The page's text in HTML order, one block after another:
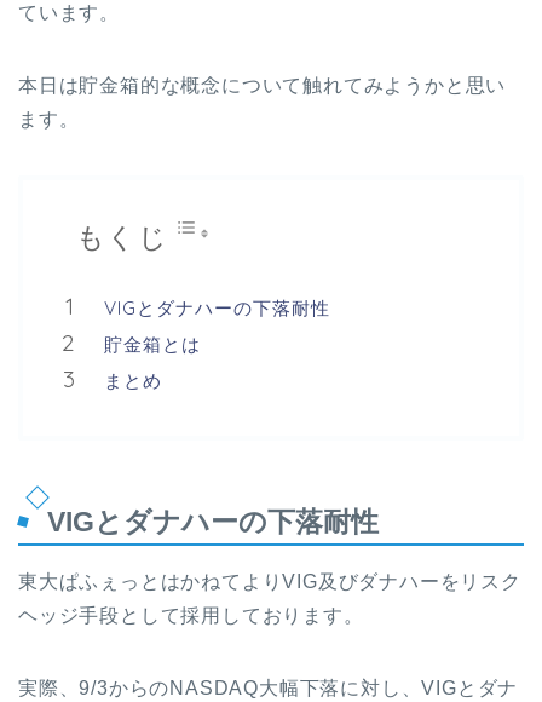
ています。
本日は貯金箱的な概念について触れてみようかと思い
ます。
もくじ
VIGとダナハーの下落耐性
貯金箱とは
まとめ
VIGとダナハーの下落耐性
東大ぱふぇっとはかねてよりVIG及びダナハーをリスク
ヘッジ手段として採用しております。
実際、9/3からのNASDAQ大幅下落に対し、VIGとダナ